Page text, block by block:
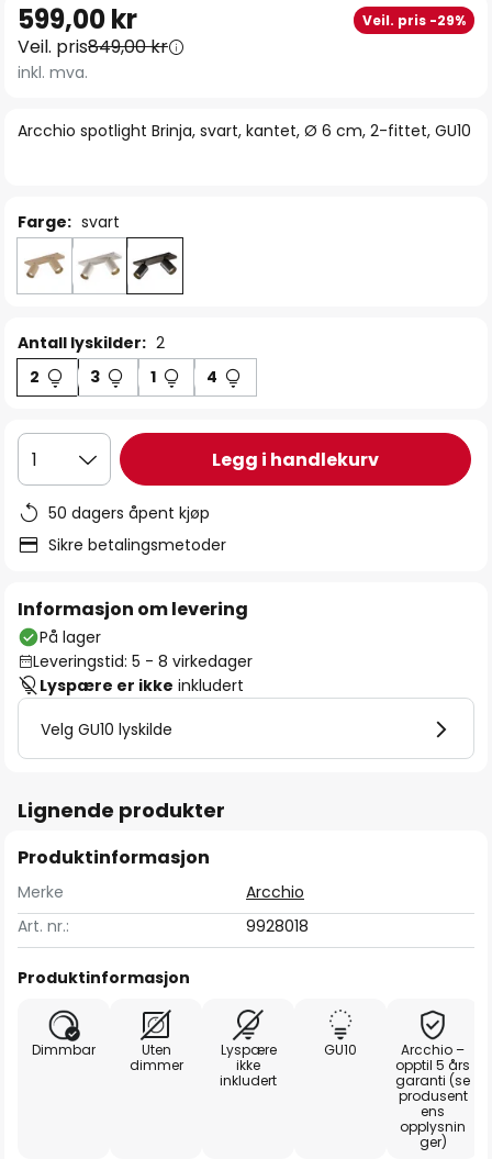
begynnelsen
av
Arcchio spotlight Brinja, svart, kantet, Ø 6 cm, 2-fittet, GU10
599,00 kr Veil. pris -29%
Veil. pris849,00 kr
inkl. mva.
Farge: svart
Antall lyskilder: 2
2
3 1 4
1 Legg i handlekurv
50 dagers åpent kjøp
Sikre betalingsmetoder
Informasjon om levering
På lager
Leveringstid: 5 - 8 virkedager
Lyspære er ikke inkludert
Velg GU10 lyskilde
Lignende produkter
Produktinformasjon
Merke
Arcchio
Art. nr.:
9928018
Produktinformasjon
Dimmbar
Uten
dimmer
Lyspære
ikke
inkludert
GU10
Arcchio –
opptil 5 års
garanti (se
produsent
ens
opplysnin
ger)